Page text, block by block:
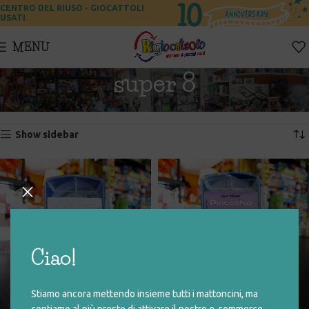
Ciao!
Stiamo ancora mettendo insieme tutti i mattoncini, ma
CENTRO DEL RIUSO - GIOCATTOLI
USATI
MENU
super 8
Home Prodotti taggati “super 8” Visualizzazione di 3 risultati
Show sidebar